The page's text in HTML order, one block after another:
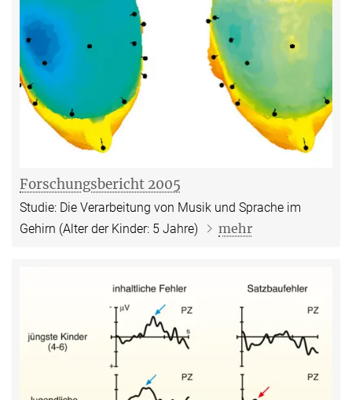
Forschungsbericht 2005
Studie: Die Verarbeitung von Musik und Sprache im
Gehirn (Alter der Kinder: 5 Jahre)
mehr